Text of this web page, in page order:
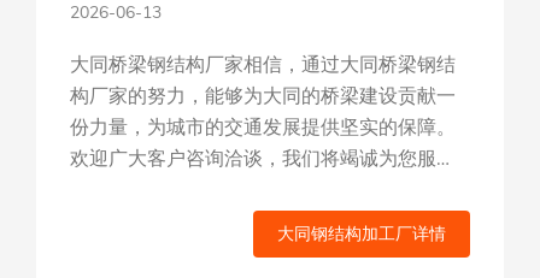
细作，定制服务，专业施工团队保障
2026-06-13
大同桥梁钢结构厂家相信，通过大同桥梁钢结
构厂家的努力，能够为大同的桥梁建设贡献一
份力量，为城市的交通发展提供坚实的保障。
欢迎广大客户咨询洽谈，我们将竭诚为您服
大同钢结构加工厂详情